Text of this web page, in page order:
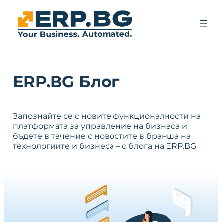
ERP.BG Блог
Запознайте се с новите функционалности на
платформата за управление на бизнеса и
бъдете в течение с новостите в бранша на
технологиите и бизнеса – с блога на ERP.BG